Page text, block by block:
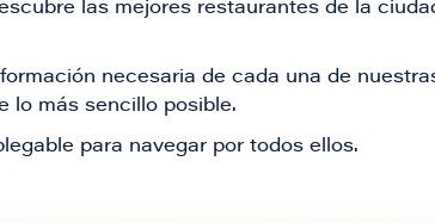
las mejores restaurantes de la
necesaria de cada una de
lo más sencillo posible.
para navegar por todos ellos.